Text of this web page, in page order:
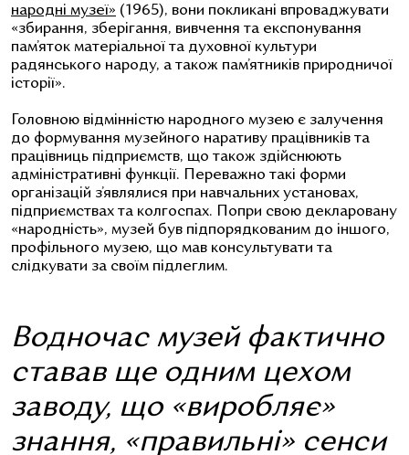
народні музеї» (1965), вони покликані впроваджувати
«збирання, зберігання, вивчення та експонування
пам’яток матеріальної та духовної культури
радянського народу, а також пам’ятників природничої
історії».
Головною відмінністю народного музею є залучення
до формування музейного наративу працівників та
працівниць підприємств, що також здійснюють
адміністративні функції. Переважно такі форми
організацій з’являлися при навчальних установах,
підприємствах та колгоспах. Попри свою декларовану
«народність», музей був підпорядкованим до іншого,
профільного музею, що мав консультувати та
слідкувати за своїм підлеглим.
Водночас музей фактично
ставав ще одним цехом
заводу, що «виробляє»
знання, «правильні» сенси